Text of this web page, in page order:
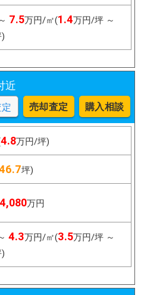
7.5万円/㎡(1.4万円/坪 ～
近
売却査定 購入相談
4.8万円/坪)
坪)
4,080万円
4.3万円/㎡(3.5万円/坪 ～